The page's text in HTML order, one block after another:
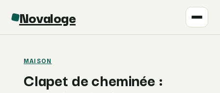
Novaloge
MAISON
Clapet de cheminée :